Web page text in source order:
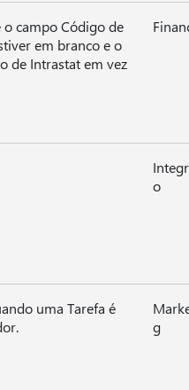
campo Código de
em branco e o
de Intrastat em vez
o
uma Tarefa é
g